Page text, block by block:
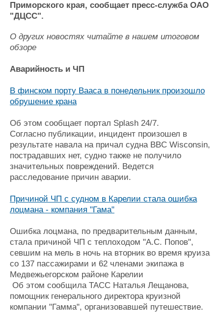
Приморского края, сообщает пресс-служба ОАО
"ДЦСС".
О других новостях читайте в нашем итоговом
обзоре
Аварийность и ЧП
В финском порту Вааса в понедельник произошло
обрушение крана
Об этом сообщает портал Splash 24/7.
Согласно публикации, инцидент произошел в
результате навала на причал судна BBC Wisconsin,
пострадавших нет, судно также не получило
значительных повреждений. Ведется
расследование причин аварии.
Причиной ЧП с судном в Карелии стала ошибка
лоцмана - компания "Гама"
Ошибка лоцмана, по предварительным данным,
стала причиной ЧП с теплоходом "А.С. Попов",
севшим на мель в ночь на вторник во время круиза
со 137 пассажирами и 62 членами экипажа в
Медвежьегорском районе Карелии
Об этом сообщила ТАСС Наталья Лещанова,
помощник генерального директора круизной
компании "Гамма", организовавшей путешествие.